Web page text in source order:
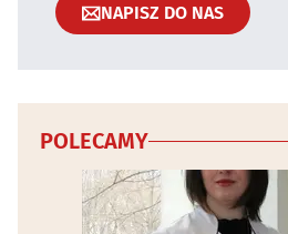
NAPISZ DO NAS
POLECAMY